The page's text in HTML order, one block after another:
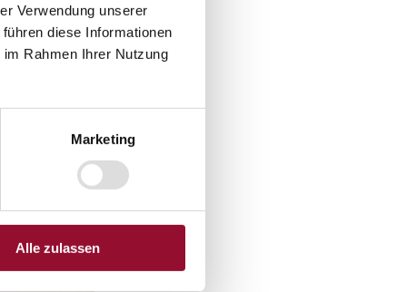
Verwendung unserer
diese Informationen
Rahmen Ihrer Nutzung
Marketing
Alle zulassen